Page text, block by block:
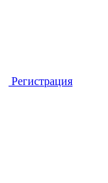
Регистрация